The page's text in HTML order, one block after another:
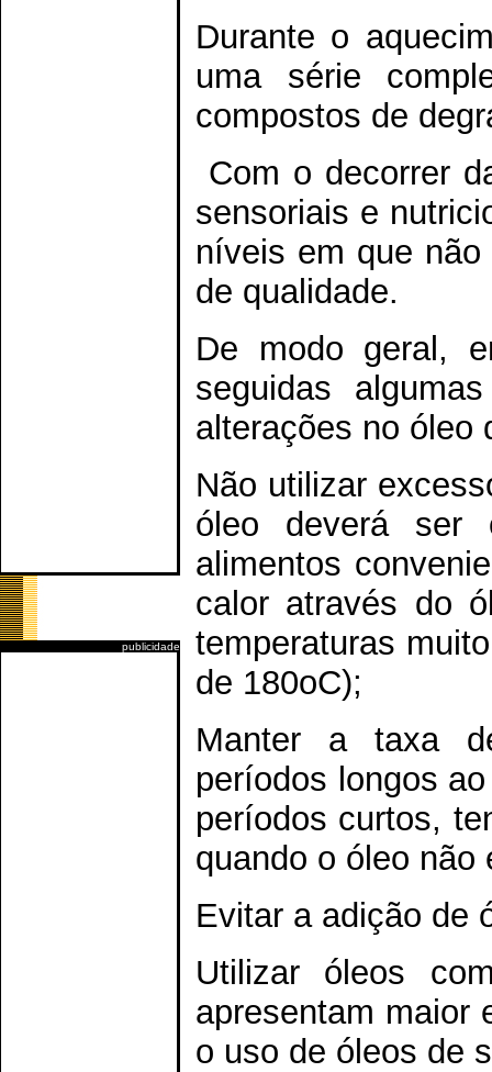
publicidade
Durante o
uma série
compostos de
Com o decorrer
sensoriais e
níveis em que
de qualidade.
De modo geral,
seguidas
alterações no óleo
Não utilizar
óleo deverá ser
alimentos
calor através do
temperaturas
de 180oC);
Manter a taxa
períodos longos
períodos curtos,
quando o óleo não
Evitar a adição de
Utilizar óleos
apresentam maior
o uso de óleos de